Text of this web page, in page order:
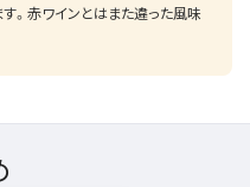
。赤ワインとはまた違った風味